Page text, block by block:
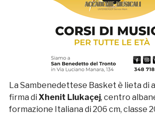
La Sambenedettese Basket è lieta di
firma di Xhenit Llukaçej, centro
formazione Italiana di 206 cm, classe